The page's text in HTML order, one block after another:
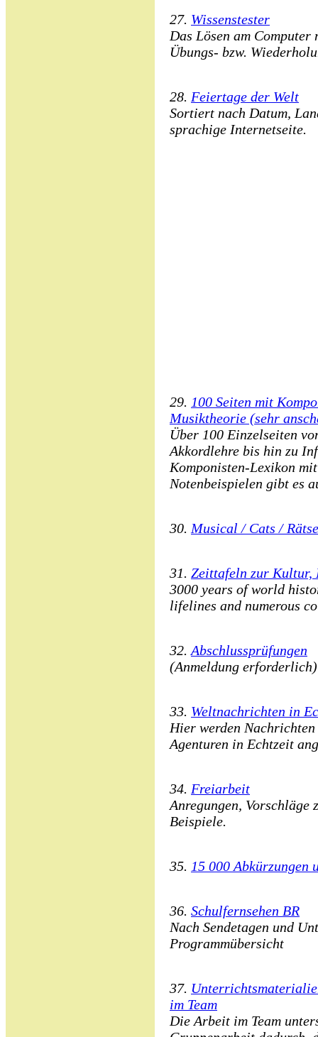
27. Wissenstester
Das Lösen am Computer
Übungs- bzw.
28. Feiertage der Welt
Sortiert nach Datum,
sprachige Internetseite.
29. 100 Seiten mit
Musiktheorie (sehr
Über 100 Einzelseiten
Akkordlehre bis hin zu
Komponisten-Lexikon
Notenbeispielen gibt es
30. Musical / Cats /
31. Zeittafeln zur Kultur,
3000 years of world
lifelines and numerous
32. Abschlussprüfungen
(Anmeldung erforderlich)
33. Weltnachrichten in
Hier werden
Agenturen in Echtzeit
34. Freiarbeit
Anregungen,
Beispiele.
35. 15 000 Abkürzungen
36. Schulfernsehen BR
Nach Sendetagen und
Programmübersicht
37.
im Team
Die Arbeit im Team